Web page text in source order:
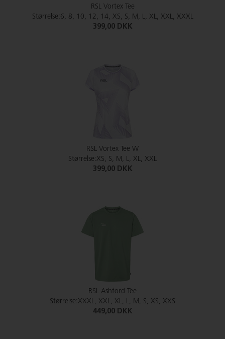
RSL Vortex Tee
Størrelse:6, 8, 10, 12, 14, XS, S, M, L, XL, XXL, XXXL
399,00 DKK
RSL Vortex Tee W
Størrelse:XS, S, M, L, XL, XXL
399,00 DKK
RSL Ashford Tee
Størrelse:XXXL, XXL, XL, L, M, S, XS, XXS
449,00 DKK